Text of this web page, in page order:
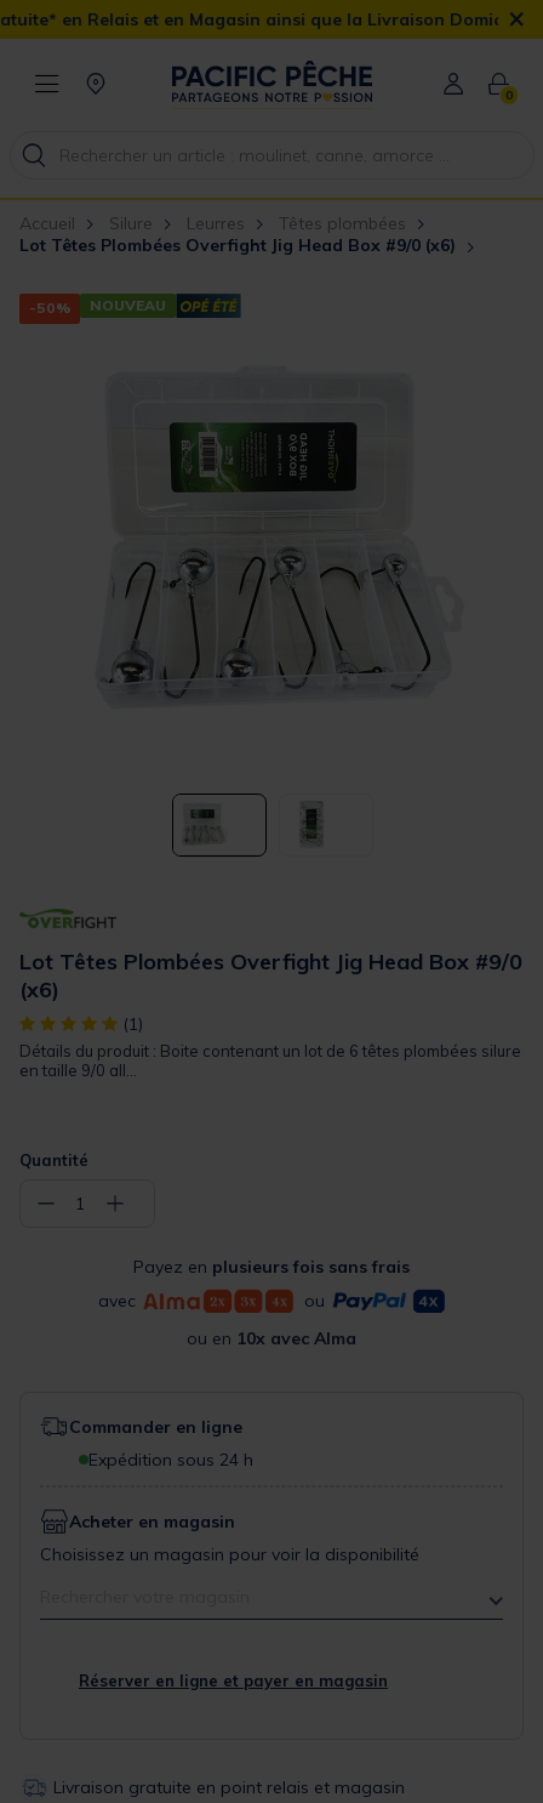
et en Magasin ainsi que la Livraison Domicile offerte dès 90€
×
0
Accueil Silure Leurres
Têtes plombées
Lot Têtes Plombées Overfight Jig Head Box #9/0 (x6)
-50% NOUVEAU
Lot Têtes Plombées Overfight Jig Head Box #9/0
(x6)
[object Object] out of 5 Customer Rating
(1)
Détails du produit : Boite contenant un lot de 6 têtes plombées silure
en taille 9/0 all...
Quantité
− 1 +
Payez en plusieurs fois sans frais
avec
ou
ou en 10x avec Alma
Commander en ligne
Expédition sous 24 h
Acheter en magasin
Choisissez un magasin pour voir la disponibilité
Réserver en ligne et payer en magasin
Livraison gratuite en point relais et magasin